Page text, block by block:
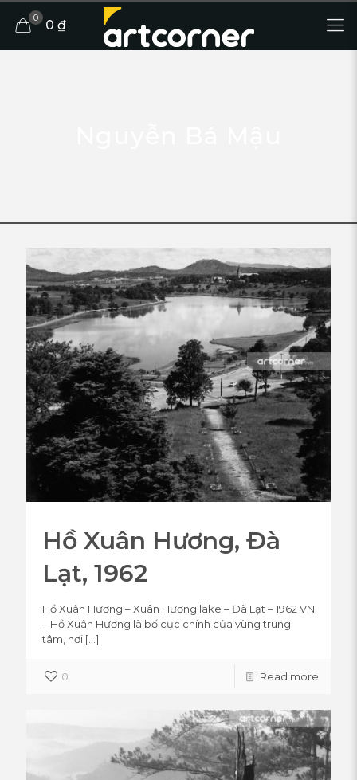
0 0 ₫
Hồ Xuân Hương, Đà
Lạt, 1962
Hồ Xuân Hương – Xuân Hương lake – Đà Lạt – 1962 VN
– Hồ Xuân Hương là bố cục chính của vùng trung
tâm, nơi […]
0 Read more